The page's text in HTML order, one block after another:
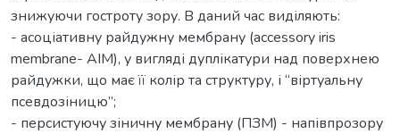
знижуючи гостроту зору. В даний час виділяють:
- асоціативну райдужну мембрану (accessory iris
membrane- AIM), у вигляді дуплікатури над поверхнею
райдужки, що має її колір та структуру, і “віртуальну
псевдозіницю”;
- персистуючу зіничну мембрану (ПЗМ) - напівпрозору